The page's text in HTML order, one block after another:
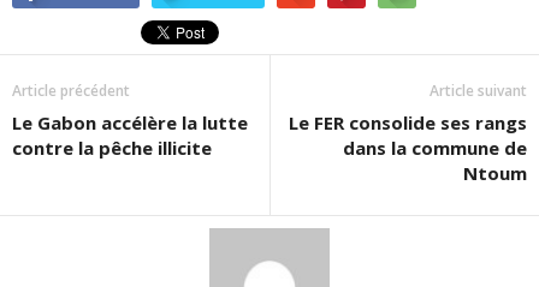
Article précédent
Le Gabon accélère la lutte
contre la pêche illicite
Article suivant
Le FER consolide ses rangs
dans la commune de
Ntoum